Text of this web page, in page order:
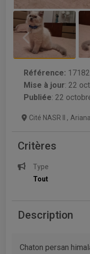
Référence:
Mise à jour: 22
Publiée: 22
Cité NASR II , Ariana
Critères
Type
Tout
Description
Chaton persan